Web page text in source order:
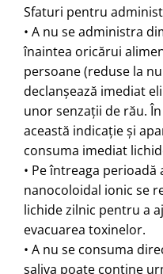
Sfaturi pentru
• A nu se administra
înaintea oricărui
persoane (reduse la
declanşează imediat
unor senzaţii de rău.
această indicaţie şi
consuma imediat
• Pe întreaga
nanocoloidal ionic se
lichide zilnic pentru a
evacuarea toxinelor.
• A nu se consuma
saliva poate conţine